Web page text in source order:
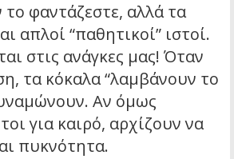
φαντάζεστε, αλλά τα
απλοί “παθητικοί” ιστοί.
στις ανάγκες μας! Όταν
τα κόκαλα “λαμβάνουν το
Αν όμως
για καιρό, αρχίζουν να
πυκνότητα.